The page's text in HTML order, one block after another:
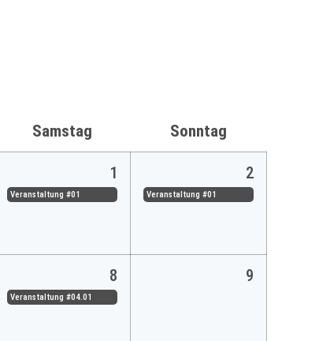
Samstag Sonntag
1
Veranstaltung #01
2
Veranstaltung #01
8
Veranstaltung #04.01
9